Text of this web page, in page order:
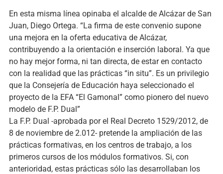
En esta misma línea opinaba el alcalde de Alcázar de San
Juan, Diego Ortega. “La firma de este convenio supone
una mejora en la oferta educativa de Alcázar,
contribuyendo a la orientación e inserción laboral. Ya que
no hay mejor forma, ni tan directa, de estar en contacto
con la realidad que las prácticas “in situ”. Es un privilegio
que la Consejería de Educación haya seleccionado el
proyecto de la EFA “El Gamonal” como pionero del nuevo
modelo de F.P. Dual”
La F.P. Dual -aprobada por el Real Decreto 1529/2012, de
8 de noviembre de 2.012- pretende la ampliación de las
prácticas formativas, en los centros de trabajo, a los
primeros cursos de los módulos formativos. Si, con
anterioridad, estas prácticas sólo las desarrollaban los